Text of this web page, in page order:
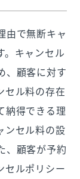
由で無断キャ
。キャンセル
、顧客に対す
セル料の存在
納得できる理
ンセル料の設
、顧客が予約
セルポリシー